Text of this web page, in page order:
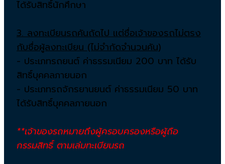
ได้รับสิทธิ์นักศึกษา
3. ลงทะเบียนรถคันถัดไป แต่ชื่อเจ้าของรถไม่ตรง
กับชื่อผู้ลงทะเบียน (ไม่จำกัดจำนวนคัน)
- ประเภทรถยนต์ ค่าธรรมเนียม 200 บาท ได้รับ
สิทธิ์บุคคลภายนอก
- ประเภทรถจักรยานยนต์ ค่าธรรมเนียม 50 บาท
ได้รับสิทธิ์บุคคลภายนอก
**เจ้าของรถหมายถึงผู้ครอบครองหรือผู้ถือ
กรรมสิทธิ์ ตามเล่มทะเบียนรถ